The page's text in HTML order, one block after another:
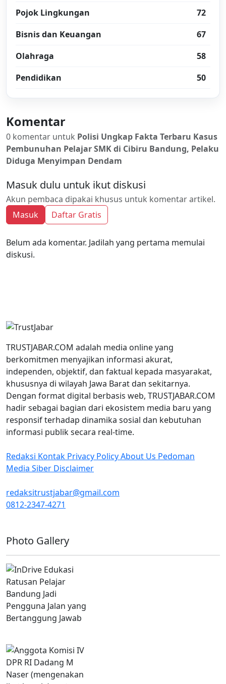
Pojok Lingkungan
72
Bisnis dan Keuangan
67
Olahraga
58
Pendidikan
50
Komentar
0 komentar untuk Polisi Ungkap Fakta Terbaru Kasus
Pembunuhan Pelajar SMK di Cibiru Bandung, Pelaku
Diduga Menyimpan Dendam
Masuk dulu untuk ikut diskusi
Akun pembaca dipakai khusus untuk komentar artikel.
Masuk
Daftar Gratis
Belum ada komentar. Jadilah yang pertama memulai
diskusi.
TRUSTJABAR.COM adalah media online yang
berkomitmen menyajikan informasi akurat,
independen, objektif, dan faktual kepada masyarakat,
khususnya di wilayah Jawa Barat dan sekitarnya.
Dengan format digital berbasis web, TRUSTJABAR.COM
hadir sebagai bagian dari ekosistem media baru yang
responsif terhadap dinamika sosial dan kebutuhan
informasi publik secara real-time.
Redaksi Kontak Privacy PolicyAbout Us Pedoman
Media Siber Disclaimer
redaksitrustjabar@gmail.com
0812-2347-4271
Photo Gallery